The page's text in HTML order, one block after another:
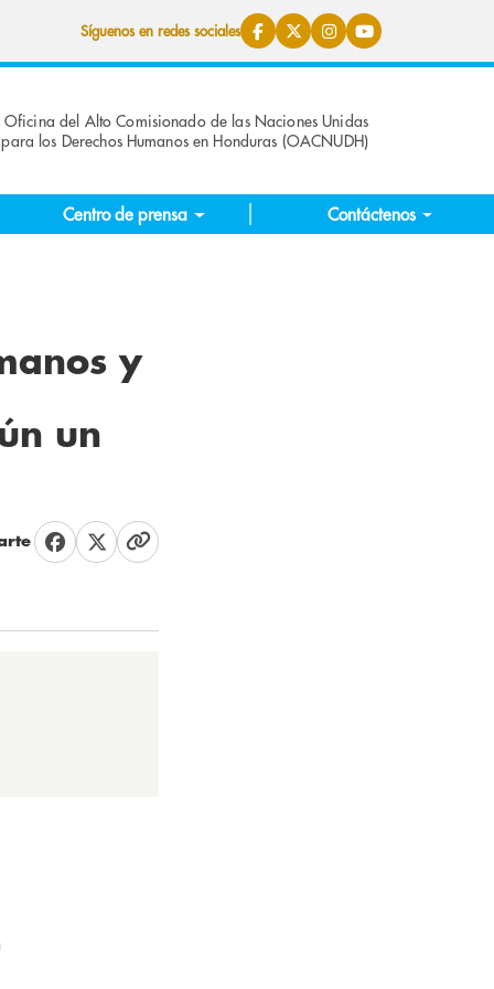
Síguenos en redes sociales
Oficina del Alto Comisionado de las Naciones Unidas
para los Derechos Humanos en Honduras (OACNUDH)
Centro de prensa Contáctenos
y
un